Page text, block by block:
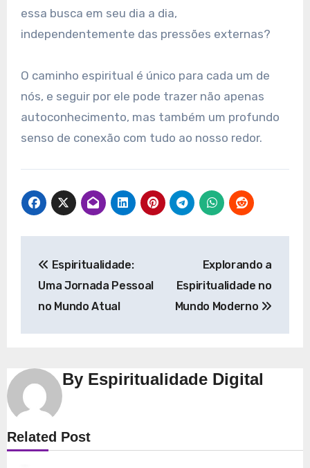
essa busca em seu dia a dia,
independentemente das pressões externas?
O caminho espiritual é único para cada um de
nós, e seguir por ele pode trazer não apenas
autoconhecimento, mas também um profundo
senso de conexão com tudo ao nosso redor.
de
Post
Espiritualidade:
Uma Jornada Pessoal
no Mundo Atual
Explorando a
Espiritualidade no
Mundo Moderno
By Espiritualidade Digital
Related Post
Espiritualidade
Explorando a Espiritualidade: Conexão e